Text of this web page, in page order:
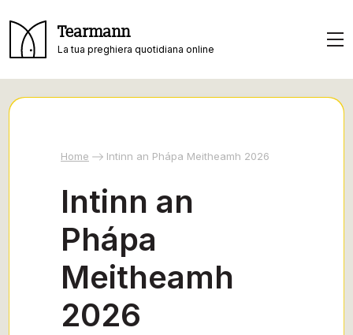
Tearmann
La tua preghiera quotidiana online
Home Intinn an Phápa Meitheamh 2026
Intinn an
Phápa
Meitheamh
2026